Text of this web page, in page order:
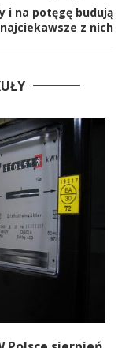
i na potęgę budują
z nich